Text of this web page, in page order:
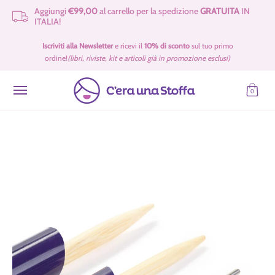
Passa al contenuto principale
Aggiungi€99,00al carrello per la spedizioneGRATUITA IN
ITALIA!
Idee Regalo 🎁
Offerte Filati 🧶
Iscriviti alla Newslettere ricevi il 10% di sconto sul tuo primo
ordine!(libri, riviste, kit e articoli già in promozione esclusi)
0